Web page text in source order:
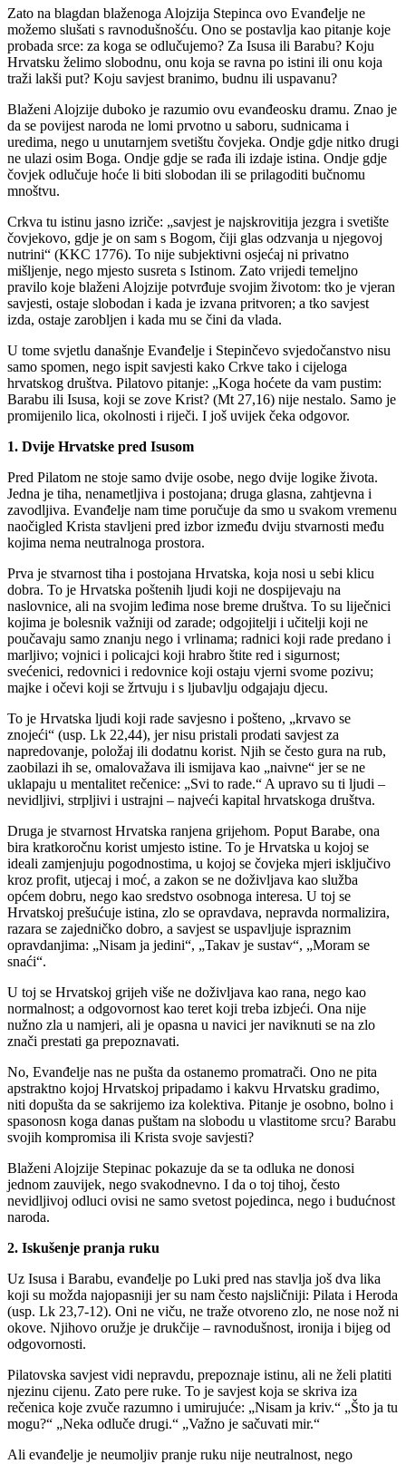
Zato na blagdan blaženoga Alojzija Stepinca ovo Evanđelje ne
možemo slušati s ravnodušnošću. Ono se postavlja kao pitanje koje
probada srce: za koga se odlučujemo? Za Isusa ili Barabu? Koju
Hrvatsku želimo slobodnu, onu koja se ravna po istini ili onu koja
traži lakši put? Koju savjest branimo, budnu ili uspavanu?
Blaženi Alojzije duboko je razumio ovu evanđeosku dramu. Znao je
da se povijest naroda ne lomi prvotno u saboru, sudnicama i
uredima, nego u unutarnjem svetištu čovjeka. Ondje gdje nitko drugi
ne ulazi osim Boga. Ondje gdje se rađa ili izdaje istina. Ondje gdje
čovjek odlučuje hoće li biti slobodan ili se prilagoditi bučnomu
mnoštvu.
Crkva tu istinu jasno izriče: „savjest je najskrovitija jezgra i svetište
čovjekovo, gdje je on sam s Bogom, čiji glas odzvanja u njegovoj
nutrini“ (KKC 1776). To nije subjektivni osjećaj ni privatno
mišljenje, nego mjesto susreta s Istinom. Zato vrijedi temeljno
pravilo koje blaženi Alojzije potvrđuje svojim životom: tko je vjeran
savjesti, ostaje slobodan i kada je izvana pritvoren; a tko savjest
izda, ostaje zarobljen i kada mu se čini da vlada.
U tome svjetlu današnje Evanđelje i Stepinčevo svjedočanstvo nisu
samo spomen, nego ispit savjesti kako Crkve tako i cijeloga
hrvatskog društva. Pilatovo pitanje: „Koga hoćete da vam pustim:
Barabu ili Isusa, koji se zove Krist? (Mt 27,16) nije nestalo. Samo je
promijenilo lica, okolnosti i riječi. I još uvijek čeka odgovor.
1. Dvije Hrvatske pred Isusom
Pred Pilatom ne stoje samo dvije osobe, nego dvije logike života.
Jedna je tiha, nenametljiva i postojana; druga glasna, zahtjevna i
zavodljiva. Evanđelje nam time poručuje da smo u svakom vremenu
naočigled Krista stavljeni pred izbor između dviju stvarnosti među
kojima nema neutralnoga prostora.
Prva je stvarnost tiha i postojana Hrvatska, koja nosi u sebi klicu
dobra. To je Hrvatska poštenih ljudi koji ne dospijevaju na
naslovnice, ali na svojim leđima nose breme društva. To su liječnici
kojima je bolesnik važniji od zarade; odgojitelji i učitelji koji ne
poučavaju samo znanju nego i vrlinama; radnici koji rade predano i
marljivo; vojnici i policajci koji hrabro štite red i sigurnost;
svećenici, redovnici i redovnice koji ostaju vjerni svome pozivu;
majke i očevi koji se žrtvuju i s ljubavlju odgajaju djecu.
To je Hrvatska ljudi koji rade savjesno i pošteno, „krvavo se
znojeći“ (usp. Lk 22,44), jer nisu pristali prodati savjest za
napredovanje, položaj ili dodatnu korist. Njih se često gura na rub,
zaobilazi ih se, omalovažava ili ismijava kao „naivne“ jer se ne
uklapaju u mentalitet rečenice: „Svi to rade.“ A upravo su ti ljudi –
nevidljivi, strpljivi i ustrajni – najveći kapital hrvatskoga društva.
Druga je stvarnost Hrvatska ranjena grijehom. Poput Barabe, ona
bira kratkoročnu korist umjesto istine. To je Hrvatska u kojoj se
ideali zamjenjuju pogodnostima, u kojoj se čovjeka mjeri isključivo
kroz profit, utjecaj i moć, a zakon se ne doživljava kao služba
općem dobru, nego kao sredstvo osobnoga interesa. U toj se
Hrvatskoj prešućuje istina, zlo se opravdava, nepravda normalizira,
razara se zajedničko dobro, a savjest se uspavljuje ispraznim
opravdanjima: „Nisam ja jedini“, „Takav je sustav“, „Moram se
snaći“.
U toj se Hrvatskoj grijeh više ne doživljava kao rana, nego kao
normalnost; a odgovornost kao teret koji treba izbjeći. Ona nije
nužno zla u namjeri, ali je opasna u navici jer naviknuti se na zlo
znači prestati ga prepoznavati.
No, Evanđelje nas ne pušta da ostanemo promatrači. Ono ne pita
apstraktno kojoj Hrvatskoj pripadamo i kakvu Hrvatsku gradimo,
niti dopušta da se sakrijemo iza kolektiva. Pitanje je osobno, bolno i
spasonosn koga danas puštam na slobodu u vlastitome srcu? Barabu
svojih kompromisa ili Krista svoje savjesti?
Blaženi Alojzije Stepinac pokazuje da se ta odluka ne donosi
jednom zauvijek, nego svakodnevno. I da o toj tihoj, često
nevidljivoj odluci ovisi ne samo svetost pojedinca, nego i budućnost
naroda.
2. Iskušenje pranja ruku
Uz Isusa i Barabu, evanđelje po Luki pred nas stavlja još dva lika
koji su možda najopasniji jer su nam često najsličniji: Pilata i Heroda
(usp. Lk 23,7-12). Oni ne viču, ne traže otvoreno zlo, ne nose nož ni
okove. Njihovo oružje je drukčije – ravnodušnost, ironija i bijeg od
odgovornosti.
Pilatovska savjest vidi nepravdu, prepoznaje istinu, ali ne želi platiti
njezinu cijenu. Zato pere ruke. To je savjest koja se skriva iza
rečenica koje zvuče razumno i umirujuće: „Nisam ja kriv.“ „Što ja tu
mogu?“ „Neka odluče drugi.“ „Važno je sačuvati mir.“
Ali evanđelje je neumoljiv pranje ruku nije neutralnost, nego